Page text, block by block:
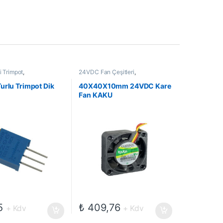
Trimpot,
Kompanentler
ve Trimpotlar
Trimpot Dik
+ Kdv
24VDC Fan Çeşitleri,
Elektromekanik Kompanentler
Fanlar
40X40X10mm 24VDC Kare
Fan KAKU
₺ 409,76 + Kdv